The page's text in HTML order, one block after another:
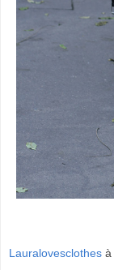
Lauralovesclothes à